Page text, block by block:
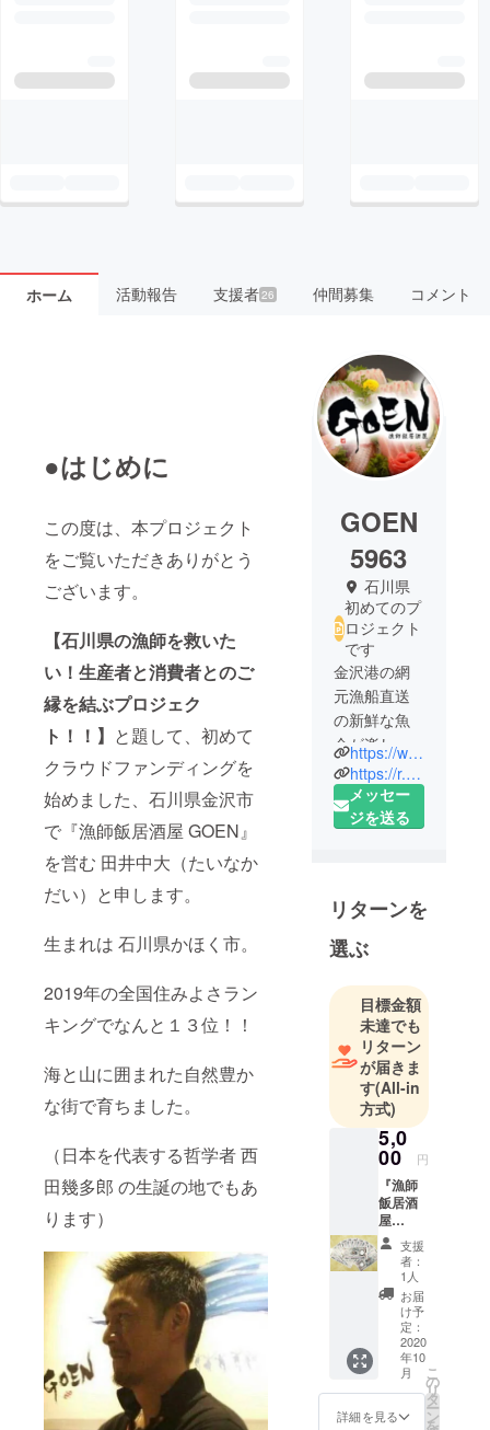
ホーム 活動報告 支援者 26 仲間募集 コメント
●はじめに
この度は、本プロジェクト
をご覧いただきありがとう
ございます。
【石川県の漁師を救いた
い！生産者と消費者とのご
縁を結ぶプロジェク
ト！！】 と題して、初めて
クラウドファンディングを
始めました、石川県金沢市
で『漁師飯居酒屋 GOEN』
を営む 田井中大（たいなか
だい）と申します。
生まれは 石川県かほく市。
2019年の全国住みよさラン
キングでなんと１３位！！
海と山に囲まれた自然豊か
な街で育ちました。
（日本を代表する哲学者 西
田幾多郎 の生誕の地でもあ
ります）
GOEN
5963
石川県
初めてのプ
ロジェクト
です
金沢港の網
元漁船直送
の新鮮な魚
介が楽しめ
る『漁師飯
居酒屋
GOEN』、
ます。独自
のルートで
仕入れる新
鮮な魚介を
使った漁師
飯を思う存
分、お楽し
みいただけ
ます。その
日の朝に獲
れた魚をそ
の日のうち
にお店に提
供するの
で、鮮度に
は自信があ
ります！県
内外、たく
さんのお客
様にご愛顧
いただいて
おります。
https://www.goen-kanazawa.com/
https://r.gnavi.co.jp/fa47mx8m0000/
メッセー
ジを送る
リターンを
選ぶ
目標金額
未達でも
リターン
が届きま
す(All-in
方式)
5,0
00 円
『漁師
飯居酒
屋
GOEN
』、姉
妹店
『加能
漁菜
SHION
』にて
ご利用
いただ
けるお
食事券
支援
者：
1人
お届
け予
定：
2020
年10
月
詳細を見る
こ
の
リ
タ
ー
ン
を